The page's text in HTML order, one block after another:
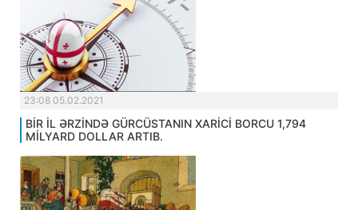
23:08 05.02.2021
BİR İL ƏRZİNDƏ GÜRCÜSTANIN XARİCİ BORCU 1,794
MİLYARD DOLLAR ARTIB.